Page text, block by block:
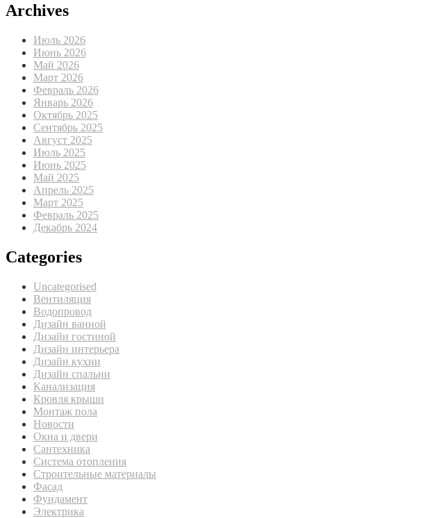
Archives
Июль 2026
Июнь 2026
Май 2026
Март 2026
Февраль 2026
Январь 2026
Октябрь 2025
Сентябрь 2025
Август 2025
Июль 2025
Июнь 2025
Май 2025
Апрель 2025
Март 2025
Февраль 2025
Декабрь 2024
Categories
Uncategorised
Вентиляция
Водопровод
Дизайн ванной
Дизайн гостиной
Дизайн интерьера
Дизайн кухни
Дизайн спальни
Канализация
Кровля крыши
Монтаж пола
Новости
Окна и двери
Сантехника
Система отопления
Строительные материалы
Фасад
Фундамент
Электрика